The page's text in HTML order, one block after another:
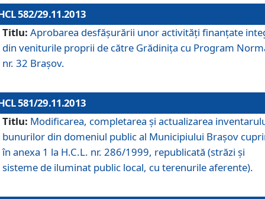
582/29.11.2013
Titlu: Aprobarea desfăşurării unor activităţi finanţate
din veniturile proprii de către Grădiniţa cu Program
nr. 32 Braşov.
581/29.11.2013
Titlu: Modificarea, completarea şi actualizarea
bunurilor din domeniul public al Municipiului Braşov
în anexa 1 la H.C.L. nr. 286/1999, republicată (străzi şi
sisteme de iluminat public local, cu terenurile aferente).